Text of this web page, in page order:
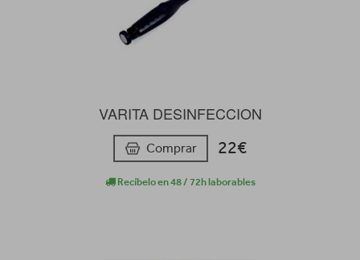
VARITA DESINFECCION
Comprar 22€
Recíbelo en 48 / 72h laborables